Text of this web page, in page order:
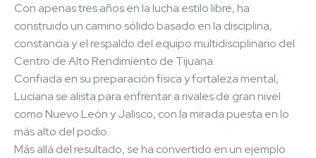
Con apenas tres años en la lucha estilo libre, ha
construido un camino sólido basado en la disciplina,
constancia y el respaldo del equipo multidisciplinario del
Centro de Alto Rendimiento de Tijuana.
Confiada en su preparación física y fortaleza mental,
Luciana se alista para enfrentar a rivales de gran nivel
como Nuevo León y Jalisco, con la mirada puesta en lo
más alto del podio.
Más allá del resultado, se ha convertido en un ejemplo